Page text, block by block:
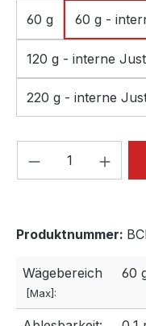
60 g 60 g -
120 g - interne
220 g - interne
Produkt
Produktnummer:
Wägebereich
[Max]:
60